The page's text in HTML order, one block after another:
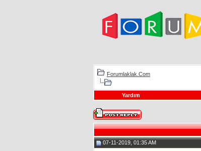
Forumlaklak.Com
Yardım
07-11-2019, 01:35 AM